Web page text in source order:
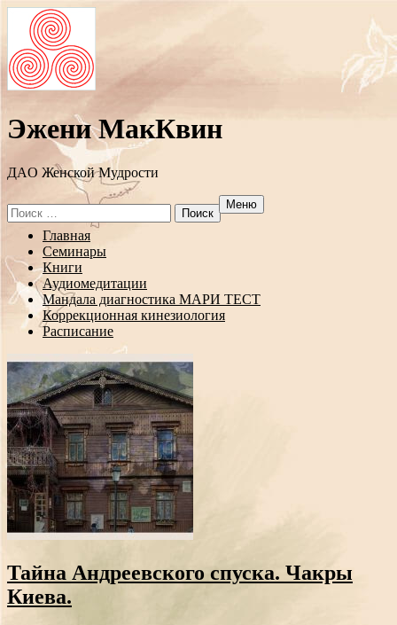
Эжени МакКвин
ДAO Женской Мудрости
Search
for:
Меню
Перейти
содержанию
Главная
Семинары
Книги
Аудиомедитации
Мандала диагностика МАРИ ТЕСТ
Коррекционная кинезиология
Расписание
Тайна Андреевского спуска. Чакры
Киева.